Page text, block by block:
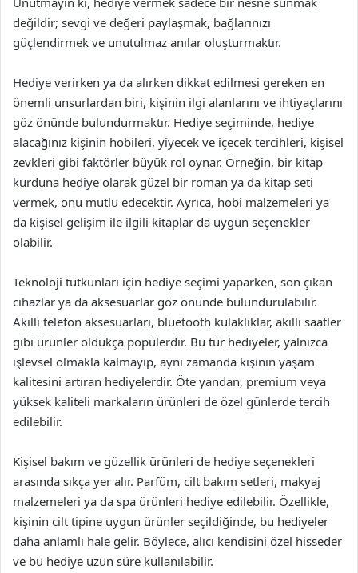
değildir; sevgi ve değeri paylaşmak, bağlarınızı
güçlendirmek ve unutulmaz anılar oluşturmaktır.
Hediye verirken ya da alırken dikkat edilmesi gereken en
önemli unsurlardan biri, kişinin ilgi alanlarını ve ihtiyaçlarını
göz önünde bulundurmaktır. Hediye seçiminde, hediye
alacağınız kişinin hobileri, yiyecek ve içecek tercihleri, kişisel
zevkleri gibi faktörler büyük rol oynar. Örneğin, bir kitap
kurduna hediye olarak güzel bir roman ya da kitap seti
vermek, onu mutlu edecektir. Ayrıca, hobi malzemeleri ya
da kişisel gelişim ile ilgili kitaplar da uygun seçenekler
olabilir.
Teknoloji tutkunları için hediye seçimi yaparken, son çıkan
cihazlar ya da aksesuarlar göz önünde bulundurulabilir.
Akıllı telefon aksesuarları, bluetooth kulaklıklar, akıllı saatler
gibi ürünler oldukça popülerdir. Bu tür hediyeler, yalnızca
işlevsel olmakla kalmayıp, aynı zamanda kişinin yaşam
kalitesini artıran hediyelerdir. Öte yandan, premium veya
yüksek kaliteli markaların ürünleri de özel günlerde tercih
edilebilir.
Kişisel bakım ve güzellik ürünleri de hediye seçenekleri
arasında sıkça yer alır. Parfüm, cilt bakım setleri, makyaj
malzemeleri ya da spa ürünleri hediye edilebilir. Özellikle,
kişinin cilt tipine uygun ürünler seçildiğinde, bu hediyeler
daha anlamlı hale gelir. Böylece, alıcı kendisini özel hisseder
ve bu hediye uzun süre kullanılabilir.